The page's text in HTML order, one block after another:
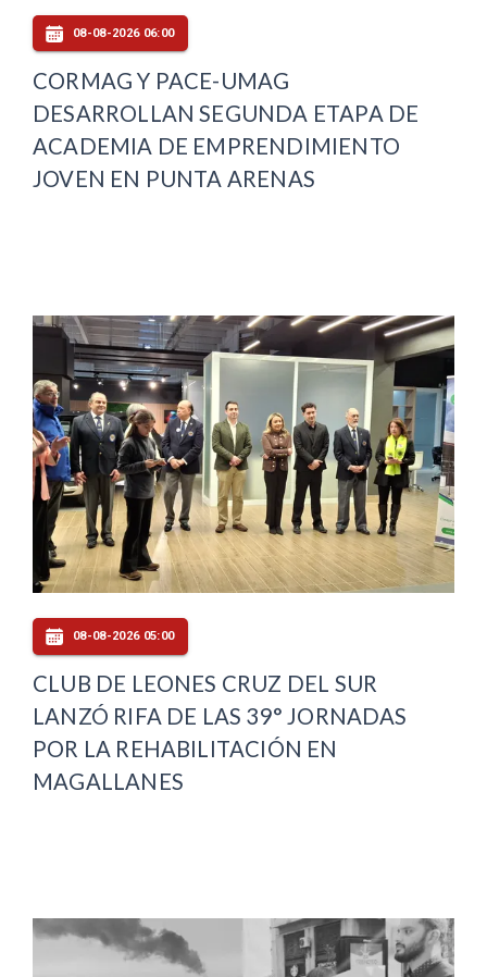
08-08-2026 06:00
CORMAG Y PACE-UMAG
DESARROLLAN SEGUNDA ETAPA DE
ACADEMIA DE EMPRENDIMIENTO
JOVEN EN PUNTA ARENAS
08-08-2026 05:00
CLUB DE LEONES CRUZ DEL SUR
LANZÓ RIFA DE LAS 39° JORNADAS
POR LA REHABILITACIÓN EN
MAGALLANES